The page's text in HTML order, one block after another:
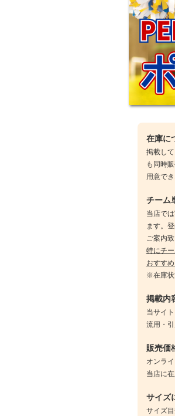
在庫に
掲載し
も同時
用意で
チーム
当店で
ます。
ご案内致
特にチ
おすすめ
※在庫状
掲載内
当サイ
流用・
販売価
オンラ
当店に
サイズ
サイズ